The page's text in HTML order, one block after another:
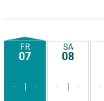
FR
07
- -
SA
08
- - -